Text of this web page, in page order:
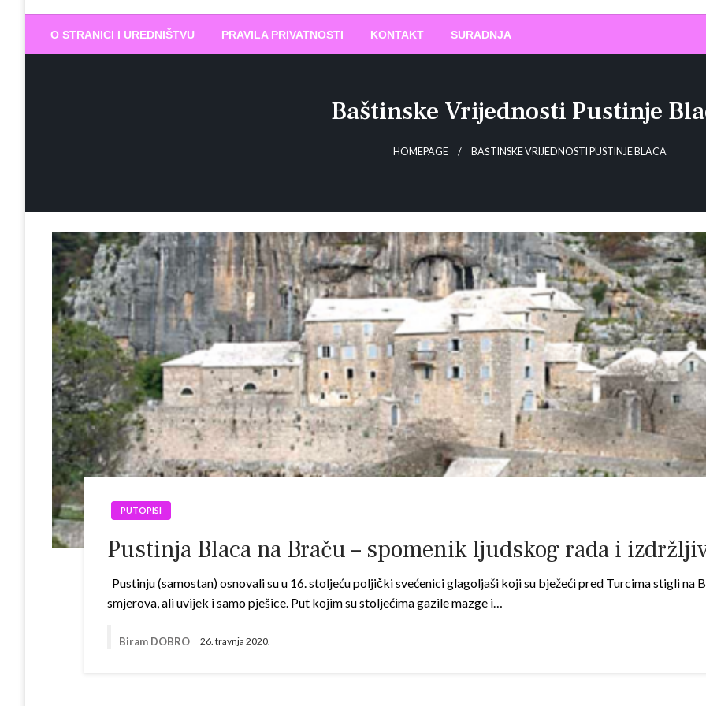
Biram DOBRO
O STRANICI I UREDNIŠTVU PRAVILA PRIVATNOSTI KONTAKT SURADNJA
Baštinske Vrijednosti Pustinje
HOMEPAGE BAŠTINSKE VRIJEDNOSTI PUSTINJE BLACA
PUTOPISI
Pustinja Blaca na Braču – spomenik ljudskog rada i
Pustinju (samostan) osnovali su u 16. stoljeću poljički svećenici glagoljaši koji su bježeći pred Turcima stigli na
smjerova, ali uvijek i samo pješice. Put kojim su stoljećima gazile mazge i…
Biram DOBRO 26. travnja 2020.